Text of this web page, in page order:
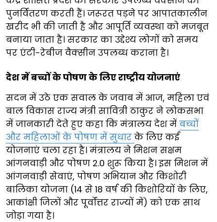
पुनर्वितरण करती हैं। जरूरत पड़ने पर आपातकालीन
खरीद भी की जाती है और आपूर्ति व्यवस्था को मजबूत
बनाया जाता है। सरकार का उद्देश्य लोगों को समय
पर एंटी-रेबीज वैक्सीन उपलब्ध कराना है।
देश में बच्चों के पोषण के लिए राष्ट्रीय योजनाएं
सदन में उठे एक सवाल के जवाब में आज, महिला एवं
बाल विकास राज्य मंत्री सावित्री ठाकुर ने लोकसभा
में जानकारी देते हुए कहा कि मंत्रालय देश में बच्चों
और महिलाओं के पोषण में सुधार के लिए कई
योजनाएं चला रहा है। मंत्रालय ने मिशन सक्षम
आंगनवाड़ी और पोषण 2.0 शुरू किया है। इस मिशन में
आंगनवाड़ी सेवाएं, पोषण अभियान और किशोरी
बालिका योजना (14 से 18 वर्ष की किशोरियों के लिए,
आकांक्षी जिलों और पूर्वोत्तर राज्यों में) को एक साथ
जोड़ा गया है।